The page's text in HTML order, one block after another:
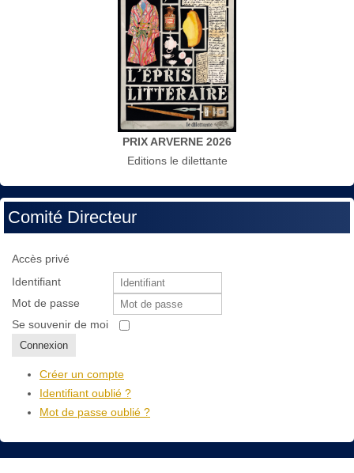
PRIX ARVERNE 2026
Editions le dilettante
Comité Directeur
Accès privé
Identifiant
Mot de passe
Se souvenir de moi
Connexion
Créer un compte
Identifiant oublié ?
Mot de passe oublié ?